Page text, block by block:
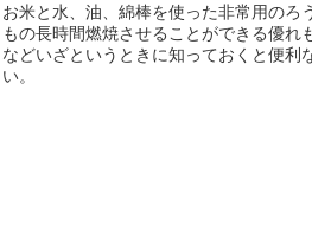
お米と水、油、綿棒を使った非常用のろ
もの長時間燃焼させることができる優れ
などいざというときに知っておくと便利
い。